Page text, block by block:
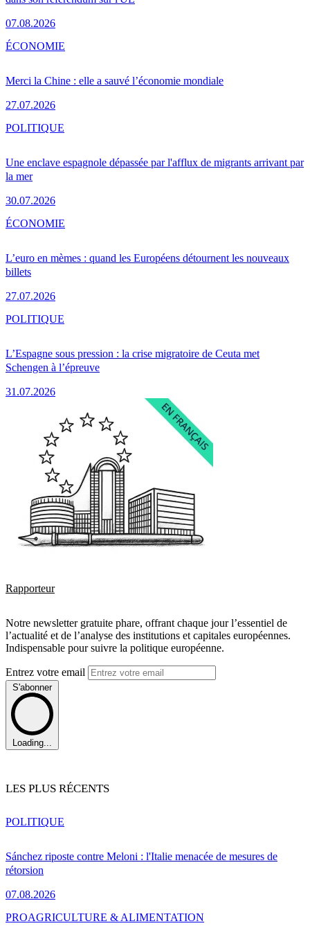
07.08.2026
Merci la Chine : elle a sauvé l’économie mondiale
27.07.2026
ÉCONOMIE
Une enclave espagnole dépassée par l'afflux de migrants arrivant par
la mer
30.07.2026
POLITIQUE
L’euro en mèmes : quand les Européens détournent les nouveaux
billets
27.07.2026
ÉCONOMIE
L’Espagne sous pression : la crise migratoire de Ceuta met
Schengen à l’épreuve
31.07.2026
POLITIQUE
Rapporteur
Notre newsletter gratuite phare, offrant chaque jour l’essentiel de
l’actualité et de l’analyse des institutions et capitales européennes.
Indispensable pour suivre la politique européenne.
Entrez votre email
S'abonner
Loading...
LES PLUS RÉCENTS
Sánchez riposte contre Meloni : l'Italie menacée de mesures de
rétorsion
07.08.2026
POLITIQUE
PROAGRICULTURE & ALIMENTATION